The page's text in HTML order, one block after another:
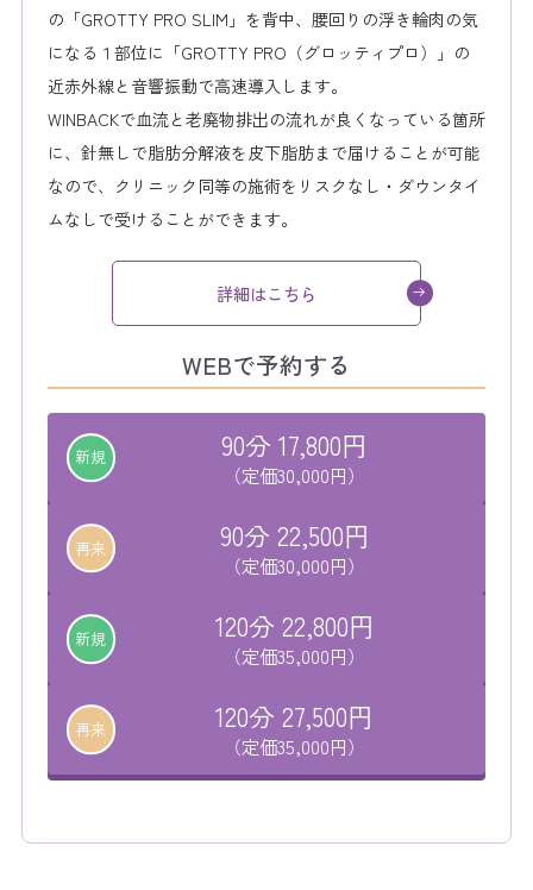
の「GROTTY PRO SLIM」を背中、腰回りの浮き輪肉の気
になる１部位に「GROTTY PRO（グロッティプロ）」の
近赤外線と音響振動で高速導入します。
WINBACKで血流と老廃物排出の流れが良くなっている箇所
に、針無しで脂肪分解液を皮下脂肪まで届けることが可能
なので、クリニック同等の施術をリスクなし・ダウンタイ
ムなしで受けることができます。
詳細はこちら
WEBで予約する
新規 90分 17,800円
（定価30,000円）
再来 90分 22,500円
（定価30,000円）
新規 120分 22,800円
（定価35,000円）
再来 120分 27,500円
（定価35,000円）